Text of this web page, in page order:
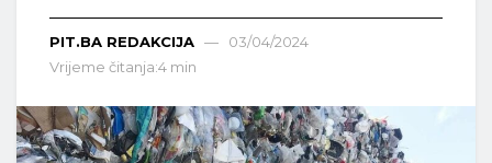
PIT.BA REDAKCIJA
03/04/2024
Vrijeme čitanja:4 min